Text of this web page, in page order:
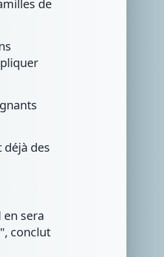
de
déjà des
sera
conclut